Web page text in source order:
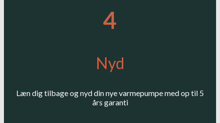
4
Nyd
Læn dig tilbage og nyd din nye varmepumpe med op til 5
års garanti